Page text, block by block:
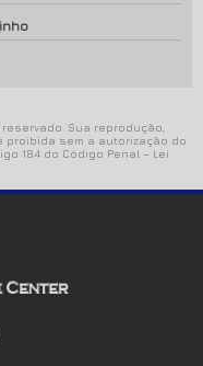
Sua reprodução,
proibida sem a autorização do
184 do Código Penal – Lei